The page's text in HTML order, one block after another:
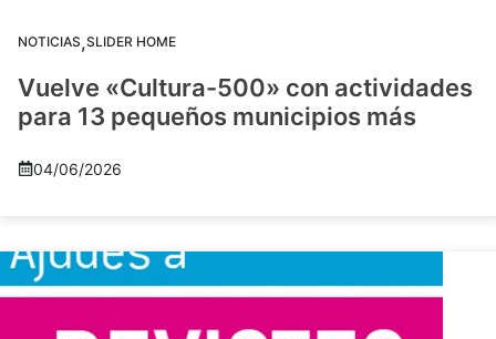
NOTICIAS,SLIDER HOME
Vuelve «Cultura-500» con actividades
para 13 pequeños municipios más
04/06/2026